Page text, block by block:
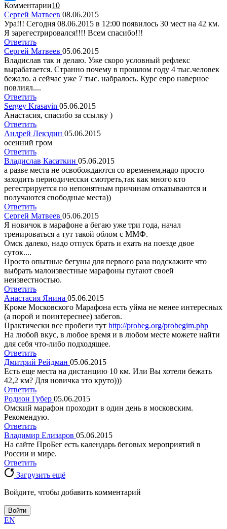
Комментарии10
Сергей Матвеев 08.06.2015
Ура!!! Сегодня 08.06.2015 в 12:00 появилось 30 мест на 42 км.
Я зарегестрировался!!!! Всем спасибо!!!
Ответить
Сергей Матвеев 05.06.2015
Владислав так и делаю. Уже скоро условный рефлекс
вырабатается. Странно почему в прошлом году 4 тыс.человек
бежало. а сейчас уже 7 тыс. набралось. Курс евро наверное
повлиял....
Ответить
Sergey Krasavin 05.06.2015
Анастасия, спасибо за ссылку )
Ответить
Андрей Лекздин 05.06.2015
осенний гром
Ответить
Владислав Касаткин 05.06.2015
а разве места не освобождаются со временем,надо просто
заходить периодичесски смотреть,так как много кто
регестрируется по непонятным причинам отказываются и
получаются свободные места))
Ответить
Сергей Матвеев 05.06.2015
Я новичок в марафоне а бегаю уже три года, начал
тренироваться а тут такой облом с ММФ.
Омск далеко, надо отпуск брать и ехать на поезде двое
суток....
Просто опытные бегуны для первого раза подскажите что
выбрать малоизвестные марафоны пугают своей
неизвестностью.
Ответить
Анастасия Янина 05.06.2015
Кроме Московского Марафона есть уйма не менее интересных
(а порой и поинтереснее) забегов.
Практически все пробеги тут http://probeg.org/probegim.php
На любой вкус, в любое время и в любом месте можете найти
для себя что-либо подходящее.
Ответить
Дмитрий Рейдман 05.06.2015
Есть еще места на дистанцию 10 км. Или Вы хотели бежать
42,2 км? Для новичка это круто)))
Ответить
Родион Губер 05.06.2015
Омский марафон проходит в один день в московским.
Рекомендую.
Ответить
Владимир Елизаров 05.06.2015
На сайте ПроБег есть календарь беговых мероприятий в
России и мире.
Ответить
Загрузить ещё
Войдите, чтобы добавить комментарий
Войти
EN